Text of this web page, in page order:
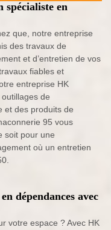
spécialiste en
que, notre entreprise
des travaux de
et d’entretien de vos
fiables et
entreprise HK
de
et des produits de
95 vous
soit pour une
où un entretien
dépendances avec
votre espace ? Avec HK